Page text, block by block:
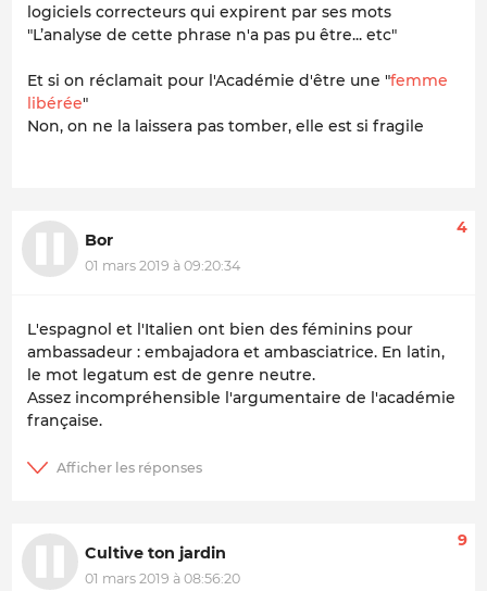
logiciels correcteurs qui expirent par ses mots
"L’analyse de cette phrase n'a pas pu être... etc"
Et si on réclamait pour l'Académie d'être une "femme
libérée"
Non, on ne la laissera pas tomber, elle est si fragile
Bor
01 mars 2019 à 09:20:34
4
L'espagnol et l'Italien ont bien des féminins pour
ambassadeur : embajadora et ambasciatrice. En latin,
le mot legatum est de genre neutre.
Assez incompréhensible l'argumentaire de l'académie
française.
Cultive ton jardin
01 mars 2019 à 08:56:20
9